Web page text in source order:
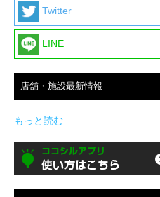
Twitter
LINE
店舗・施設最新情報
もっと読む